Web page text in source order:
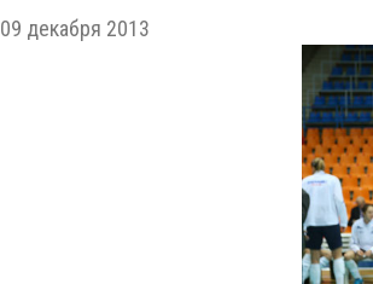
09 декабря 2013